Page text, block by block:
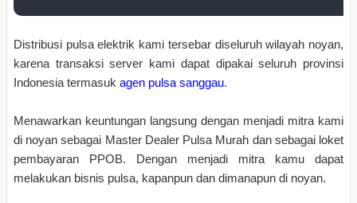
Distribusi pulsa elektrik kami tersebar diseluruh wilayah noyan,
karena transaksi server kami dapat dipakai seluruh provinsi
Indonesia termasuk agen pulsa sanggau.
Menawarkan keuntungan langsung dengan menjadi mitra kami
di noyan sebagai Master Dealer Pulsa Murah dan sebagai loket
pembayaran PPOB. Dengan menjadi mitra kamu dapat
melakukan bisnis pulsa, kapanpun dan dimanapun di noyan.